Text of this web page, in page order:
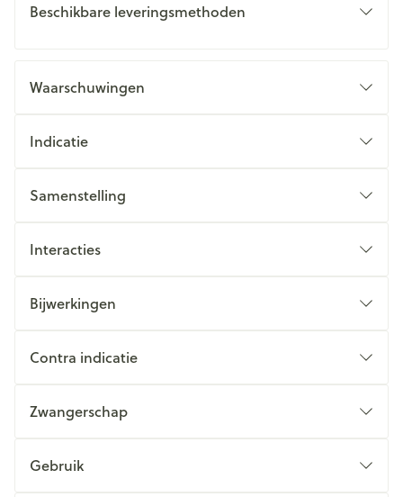
Beschikbare leveringsmethoden
Waarschuwingen
Indicatie
Samenstelling
Interacties
Bijwerkingen
Contra indicatie
Zwangerschap
Gebruik